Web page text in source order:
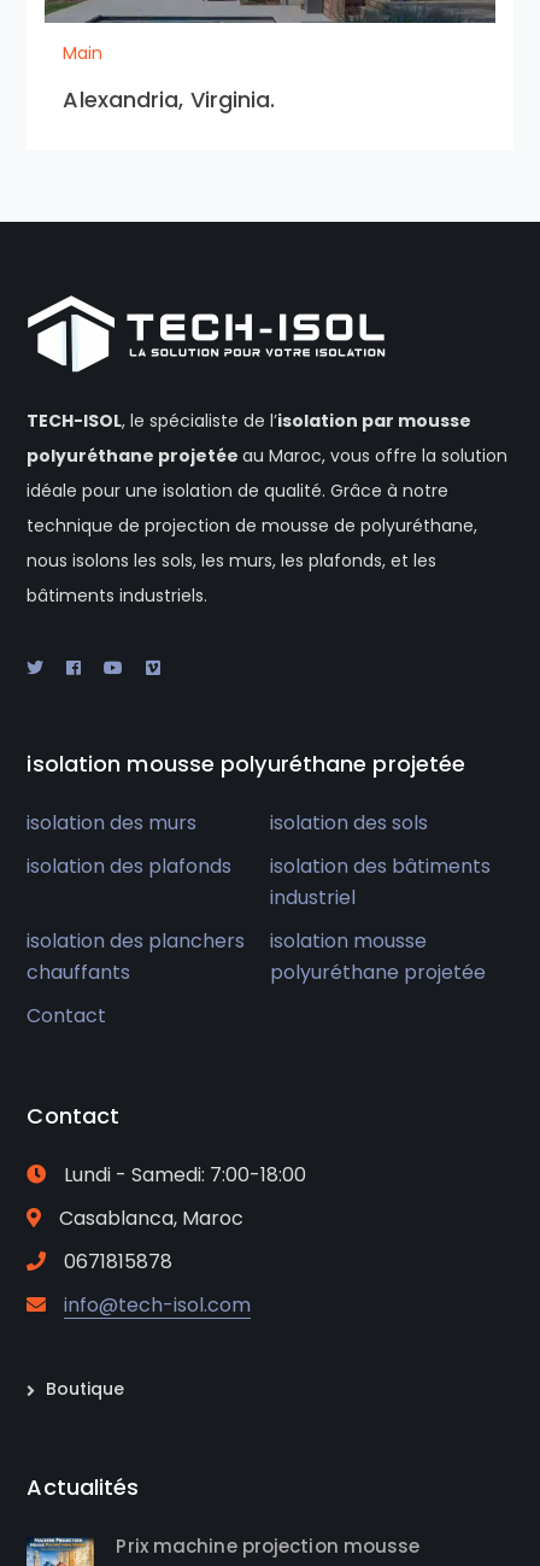
Main
Alexandria, Virginia.
TECH-ISOL, le spécialiste de l’isolation par mousse
polyuréthane projetéeau Maroc, vous offre la solution
idéale pour une isolation de qualité. Grâce à notre
technique de projection de mousse de polyuréthane,
nous isolons les sols, les murs, les plafonds, et les
bâtiments industriels.
isolation mousse polyuréthane projetée
isolation des murs
isolation des sols
isolation des plafonds
isolation des bâtiments
industriel
isolation des planchers
chauffants
isolation mousse
polyuréthane projetée
Contact
Contact
Lundi - Samedi: 7:00-18:00
Casablanca, Maroc
0671815878
info@tech-isol.com
Boutique
Actualités
Prix machine projection mousse